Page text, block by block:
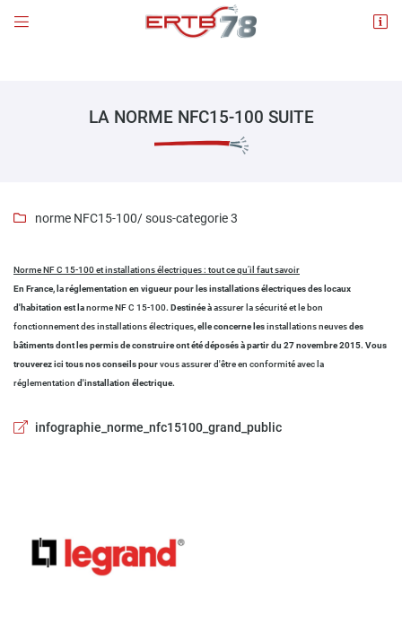
Norme NF C 15-100 et installations électriques : tout ce qu’il faut savoir
En France, la réglementation en vigueur pou..." />
 
 Adresse email de réception
En cochant cette case, vous consentez à recevoir nos propositions commerciales à
l'adresse email indiqué ci-dessus. Vous pouvez vous désinscrire à tout moment en
le formulaire de désinscription
LA NORME NFC15-100 SUITE
 norme NFC15-100/ sous-categorie 3
Norme NF C 15-100 et installations électriques : tout ce qu’il faut savoir
En France, la réglementation en vigueur pour les installations électriques des locaux
d'habitation est lanorme NF C 15-100. Destinée àassurer la sécurité et le bon
fonctionnement des installations électriques, elle concerne lesinstallations neuvesdes
bâtiments dont les permis de construire ont été déposés à partir du 27 novembre 2015. Vous
trouverez ici tous nos conseils pourvous assurer d'être en conformité avec la
réglementation d'installation électrique.
infographie_norme_nfc15100_grand_public